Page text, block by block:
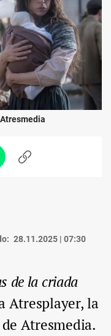
Atresmedia
Copiar
28.11.2025 | 07:30
de la criada
Atresplayer, la
Atresmedia.